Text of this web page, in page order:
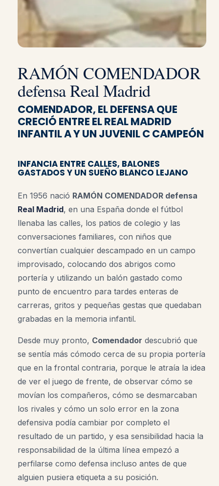
RAMÓN COMENDADOR
defensa Real Madrid
COMENDADOR, EL DEFENSA QUE
CRECIÓ ENTRE EL REAL MADRID
INFANTIL A Y UN JUVENIL C CAMPEÓN
INFANCIA ENTRE CALLES, BALONES
GASTADOS Y UN SUEÑO BLANCO LEJANO
En 1956 nació RAMÓN COMENDADOR defensa
Real Madrid, en una España donde el fútbol
llenaba las calles, los patios de colegio y las
conversaciones familiares, con niños que
convertían cualquier descampado en un campo
improvisado, colocando dos abrigos como
portería y utilizando un balón gastado como
punto de encuentro para tardes enteras de
carreras, gritos y pequeñas gestas que quedaban
grabadas en la memoria infantil.
Desde muy pronto, Comendador descubrió que
se sentía más cómodo cerca de su propia portería
que en la frontal contraria, porque le atraía la idea
de ver el juego de frente, de observar cómo se
movían los compañeros, cómo se desmarcaban
los rivales y cómo un solo error en la zona
defensiva podía cambiar por completo el
resultado de un partido, y esa sensibilidad hacia la
responsabilidad de la última línea empezó a
perfilarse como defensa incluso antes de que
alguien pusiera etiqueta a su posición.